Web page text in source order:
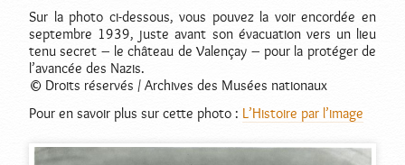
Sur la photo ci-dessous, vous pouvez la voir encordée en
septembre 1939, juste avant son évacuation vers un lieu
tenu secret – le château de Valençay – pour la protéger de
l’avancée des Nazis.
© Droits réservés / Archives des Musées nationaux
Pour en savoir plus sur cette photo : L’Histoire par l’image